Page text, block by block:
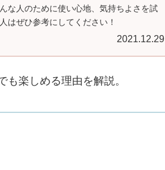
な人のために使い心地、気持ちよさを試
はぜひ参考にしてください！
2021.12.29
楽しめる理由を解説。